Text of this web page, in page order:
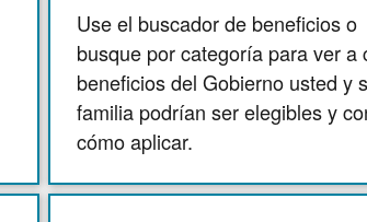
Use el buscador de beneficios o
busque por categoría para ver a
beneficios del Gobierno usted y
familia podrían ser elegibles y
cómo aplicar.